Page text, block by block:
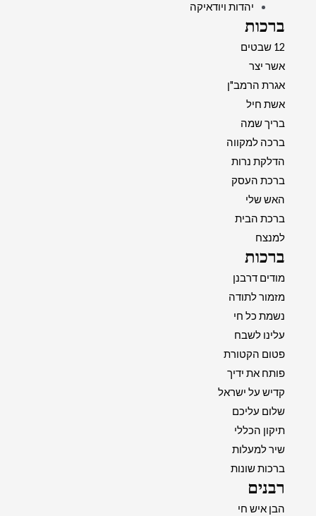
יהדות ויודאיקה
ברכות
12 שבטים
אשר יצר
אגרת הרמב"ן
אשת חיל
בריך שמה
ברכה למקווה
הדלקת נרות
ברכת העסק
האש שלי
ברכת הבית
למנצח
ברכות
מודים דרבנן
מזמור לתודה
נשמת כל חי
עלינו לשבח
פטום הקטורת
פותח את ידיך
קדיש על ישראל
שלום עליכם
תיקון הכללי
שיר למעלות
ברכות שונות
רבנים
הבן איש חי